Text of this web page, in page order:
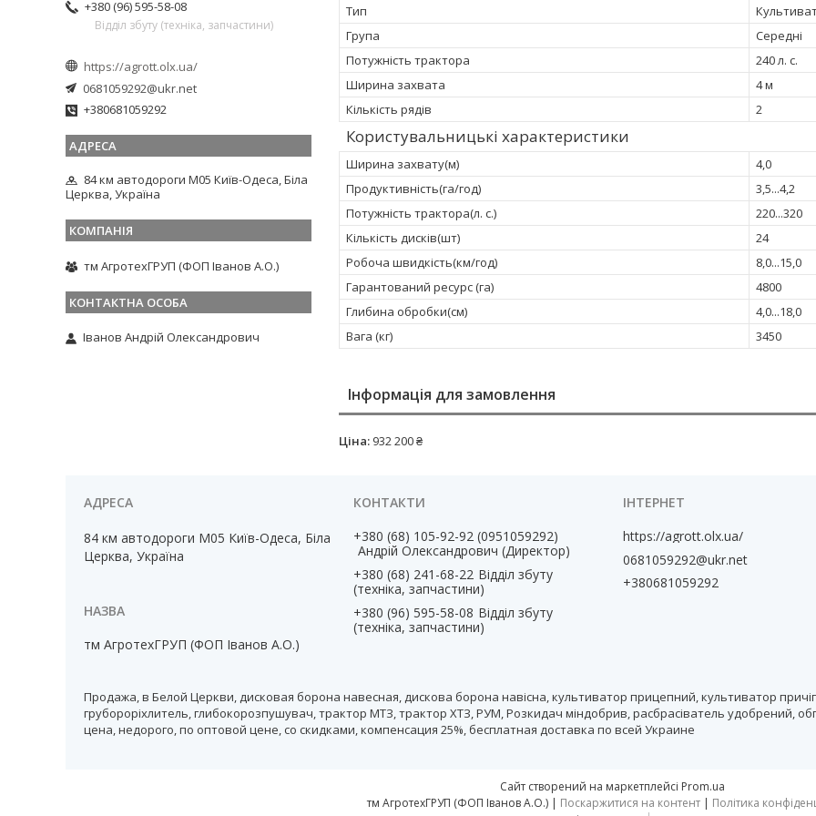
Тип
Група
Середні
Потужність трактора
240 л. с.
Ширина захвата
4 м
Кількість рядів
2
Користувальницькі характеристики
Ширина захвату(м)
4,0
Продуктивність(га/год)
3,5...4,2
Потужність трактора(л. с.)
220...320
Кількість дисків(шт)
24
Робоча швидкість(км/год)
8,0...15,0
Гарантований ресурс (га)
4800
Глибина обробки(см)
4,0...18,0
Вага (кг)
3450
Інформація для замовлення
Ціна: 932 200 ₴
+380 (96) 595-58-08
Відділ збуту (техніка, запчастини)
https://agrott.olx.ua/
0681059292@ukr.net
+380681059292
84 км автодороги М05 Київ-Одеса, Біла
Церква, Україна
тм АгротехГРУП (ФОП Іванов А.О.)
Іванов Андрій Олександрович
84 км автодороги М05 Київ-Одеса, Біла
Церква, Україна
тм АгротехГРУП (ФОП Іванов А.О.)
+380 (68) 105-92-92 0951059292
Андрій Олександрович (Директор)
+380 (68) 241-68-22 Відділ збуту
(техніка, запчастини)
+380 (96) 595-58-08 Відділ збуту
(техніка, запчастини)
https://agrott.olx.ua/
0681059292@ukr.net
+380681059292
Продажа, в Белой Церкви, дисковая борона навесная, дискова борона навісна, культиватор прицепний, культиватор
грубороріхлитель, глибокорозпушувач, трактор МТЗ, трактор ХТЗ, РУМ, Розкидач міндобрив, расбрасіватель удобрений,
цена, недорого, по оптовой цене, со скидками, компенсация 25%, бесплатная доставка по всей Украине
Сайт створений на маркетплейсі Prom.ua
тм АгротехГРУП (ФОП Іванов А.О.) | Поскаржитися на контент | Політика